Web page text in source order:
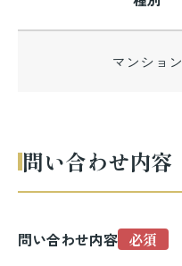
マンション
問い合わせ内容
問い合わせ内容